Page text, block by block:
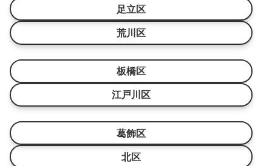
足立区
荒川区
板橋区
江戸川区
葛飾区
北区